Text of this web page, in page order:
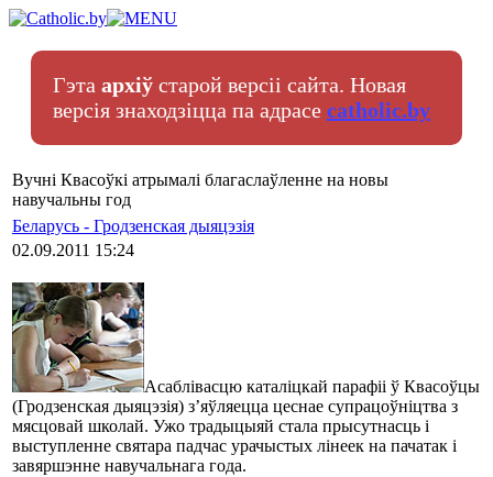
Гэта архіў старой версіі сайта. Новая
версія знаходзіцца па адрасе catholic.by
Вучні Квасоўкі атрымалі благаслаўленне на новы
навучальны год
Беларусь - Гродзенская дыяцэзія
02.09.2011 15:24
Асаблівасцю каталіцкай парафіі ў Квасоўцы
(Гродзенская дыяцэзія) з’яўляецца цеснае супрацоўніцтва з
мясцовай школай. Ужо традыцыяй стала прысутнасць і
выступленне святара падчас урачыстых лінеек на пачатак і
завяршэнне навучальнага года.